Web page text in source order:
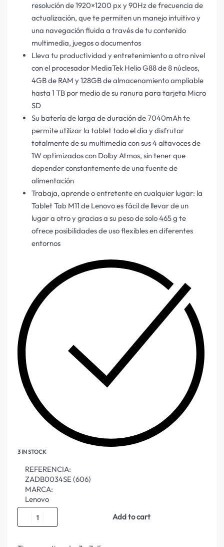
resolución de 1920×1200 px y 90Hz de frecuencia de
actualización, que te permiten un manejo intuitivo y
una navegación fluida a través de tu contenido
multimedia, juegos o documentos
Lleva tu productividad y entretenimiento a otro nivel
con el procesador MediaTek Helio G88 de 8 núcleos,
4GB de RAM y 128GB de almacenamiento ampliable
hasta 1 TB por medio de su ranura para tarjeta Micro
SD
Su batería de larga de duración de 7040mAh te
permite utilizar la tablet todo el día y disfrutar
totalmente de su multimedia con sus 4 altavoces de
1W optimizados con Dolby Atmos, sin tener que
depender constantemente de una fuente de
alimentación
Trabaja, aprende o entretente en cualquier lugar: la
Tablet Tab M11 de Lenovo es fácil de llevar de un
lugar a otro y gracias a su peso de solo 465 g te
ofrece posibilidades de uso flexibles en diferentes
entornos
3 IN STOCK
REFERENCIA:
ZADB0034SE (606)
MARCA:
Lenovo
Add to cart